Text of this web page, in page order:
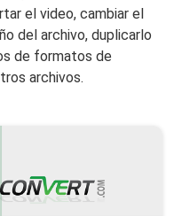
el video, cambiar el
del archivo, duplicarlo
de formatos de
archivos.